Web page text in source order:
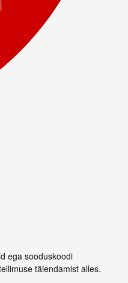
ega sooduskoodi
täiendamist alles.